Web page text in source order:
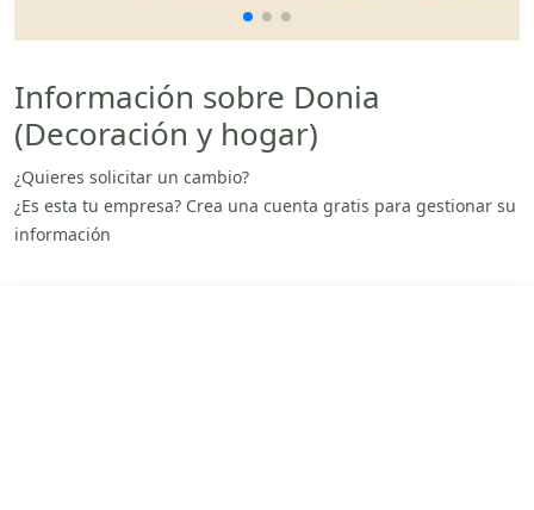
Información sobre Donia
(Decoración y hogar)
¿Quieres solicitar un cambio?
¿Es esta tu empresa? Crea una cuenta gratis para gestionar su
información